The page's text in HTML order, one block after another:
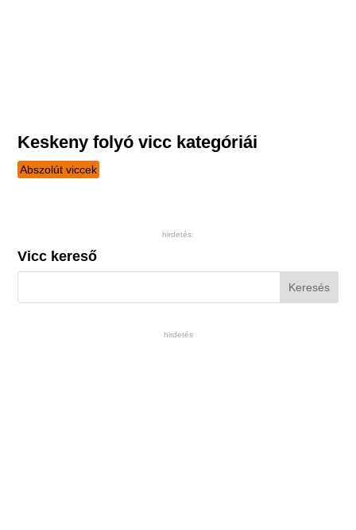
Keskeny folyó vicc kategóriái
Abszolút viccek
hirdetés:
Vicc kereső
hirdetés